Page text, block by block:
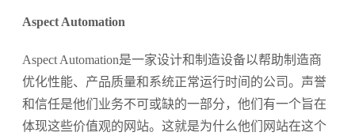
Aspect Automation
Aspect Automation是一家设计和制造设备以帮助制造商
优化性能、产品质量和系统正常运行时间的公司。声誉
和信任是他们业务不可或缺的一部分，他们有一个旨在
体现这些价值观的网站。这就是为什么他们网站在这个